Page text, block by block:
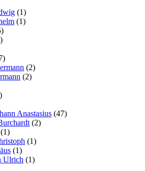
(1)
(1)
(2)
(2)
Anastasius (47)
(2)
(1)
(1)
(1)
Ulrich (1)